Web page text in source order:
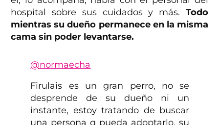
hospital sobre sus cuidados y más. Todo
mientras su dueño permanece en la misma
cama sin poder levantarse.
@normaecha
Firulais es un gran perro, no se
desprende de su dueño ni un
instante, estoy tratando de buscar
una persona q pueda adoptarlo, su